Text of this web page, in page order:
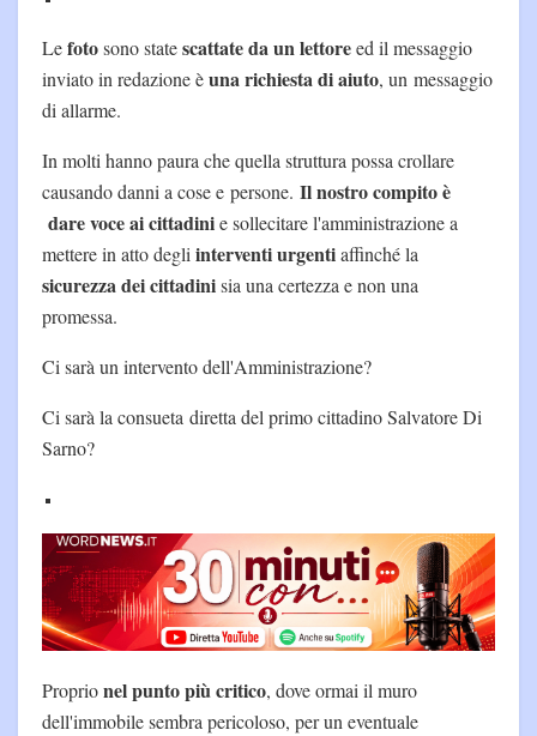
Lefotosono statescattate da un lettoreed il messaggio
inviato in redazione èuna richiesta di aiuto, un messaggio
di allarme.
In molti hanno paura che quella struttura possa crollare
causando danni a cose e persone. Il nostro compito è
dare voce ai cittadinie sollecitare l'amministrazione a
mettere in atto degli interventi urgentiaffinché la
sicurezza dei cittadinisia una certezza e non una
promessa.
Ci sarà un intervento dell'Amministrazione?
Ci sarà la consueta diretta del primo cittadino Salvatore Di
Sarno?
Proprionel punto più critico, dove ormai il muro
dell'immobile sembra pericoloso, per un eventuale